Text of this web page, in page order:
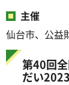
主催
仙台市、公益
第40回
だい